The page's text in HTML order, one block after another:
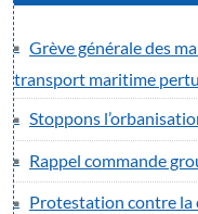
Grève générale des
transport maritime
Stoppons
Rappel commande
Protestation contre la